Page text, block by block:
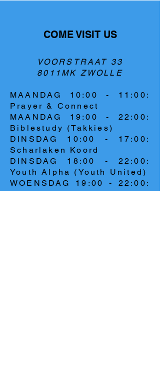
COME VISIT US
VOORSTRAAT 33
8011MK ZWOLLE
MAANDAG 10:00 - 11:00:
Prayer & Connect
MAANDAG 19:00 - 22:00:
Biblestudy (Takkies)
DINSDAG 10:00 - 17:00:
Scharlaken Koord
DINSDAG 18:00 - 22:00:
Youth Alpha (Youth United)
WOENSDAG 19:00 - 22:00:
HOP (Youth United\Roots)